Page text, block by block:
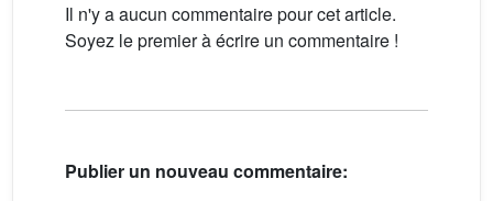
Il n'y a aucun commentaire pour cet article.
Soyez le premier à écrire un commentaire !
Publier un nouveau commentaire: